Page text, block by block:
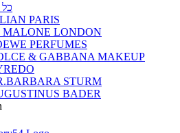
PARIS
MALONE LONDON
PERFUMES
& GABBANA MAKEUP
STURM
BADER